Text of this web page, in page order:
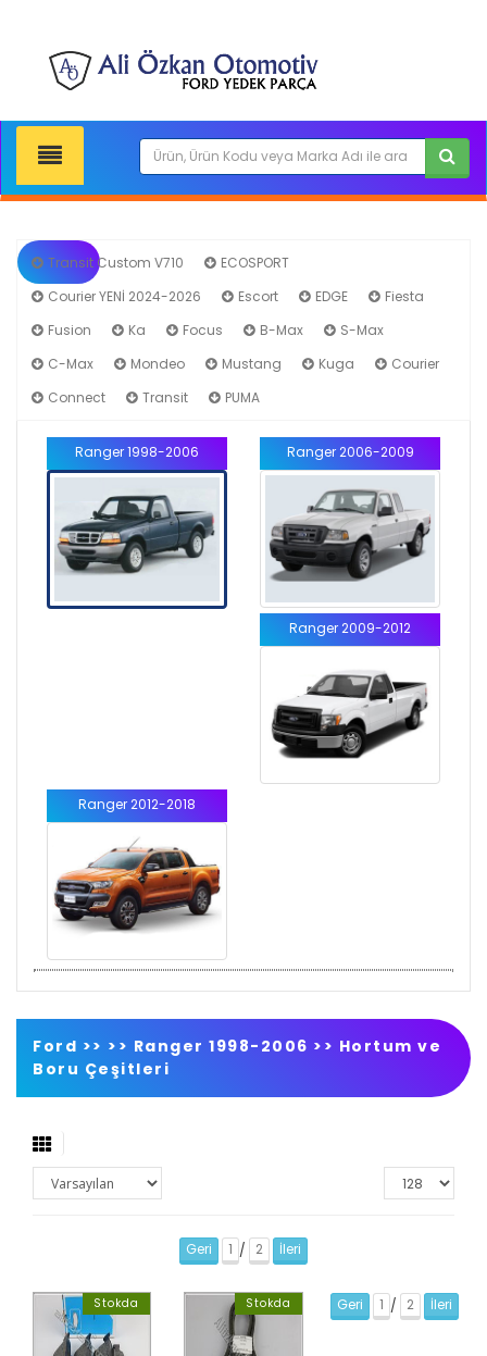
Transit Custom V710
ECOSPORT
Courier YENİ 2024-2026
Escort EDGE
Fiesta
Fusion
Ka Focus B-Max
S-Max
C-Max
Mondeo Mustang Kuga
Courier
Connect
Transit PUMA
Ranger 1998-2006 Ranger 2006-2009
Ranger 2009-2012
Ranger 2012-2018
Ford >> >> Ranger 1998-2006 >> Hortum ve
Boru Çeşitleri
Geri 1 / 2 İleri
Stokda Stokda Geri 1 / 2 İleri